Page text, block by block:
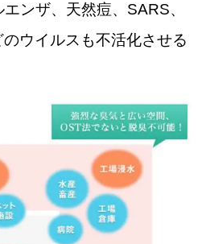
ンザ、天然痘、SARS、
ウイルスも不活化させる